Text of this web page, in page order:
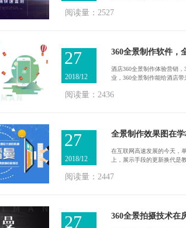
阅读量：2527
360全景制作软件，
酒店360全景制作体验营销
业，360全景制作能给酒店
阅读量：2436
27
2018/12
全景制作效果图在
在互联网高速发展的今天，
上，展示手段的更新换代是
阅读量：2447
27
2018/12
360全景拍摄技术在
27